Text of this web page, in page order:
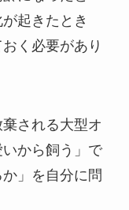
起きたとき
く必要があり
される大型オ
から飼う」で
」を自分に問